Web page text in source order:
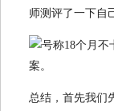
师测评了一下自
总结，首先我们